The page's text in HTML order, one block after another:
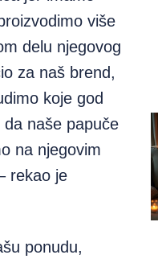
više
delu njegovog
za naš brend,
koje god
naše papuče
na njegovim
rekao je
ponudu,